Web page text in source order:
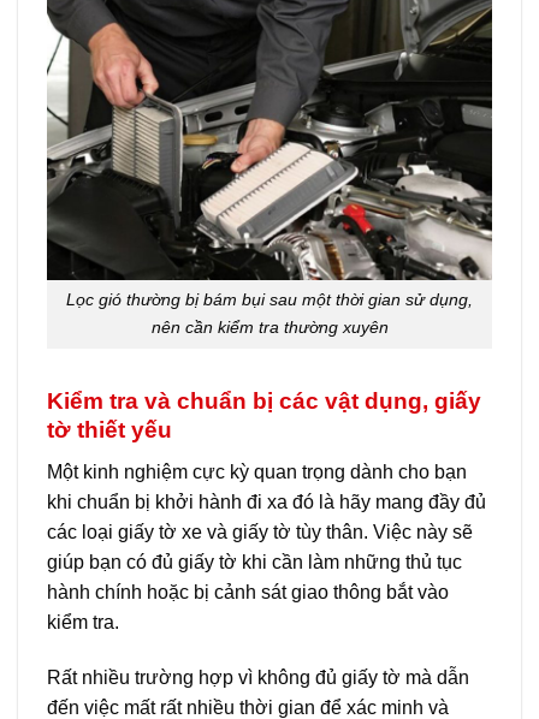
Lọc gió thường bị bám bụi sau một thời gian sử dụng,
nên cần kiểm tra thường xuyên
Kiểm tra và chuẩn bị các vật dụng, giấy
tờ thiết yếu
Một kinh nghiệm cực kỳ quan trọng dành cho bạn
khi chuẩn bị khởi hành đi xa đó là hãy mang đầy đủ
các loại giấy tờ xe và giấy tờ tùy thân. Việc này sẽ
giúp bạn có đủ giấy tờ khi cần làm những thủ tục
hành chính hoặc bị cảnh sát giao thông bắt vào
kiểm tra.
Rất nhiều trường hợp vì không đủ giấy tờ mà dẫn
đến việc mất rất nhiều thời gian để xác minh và